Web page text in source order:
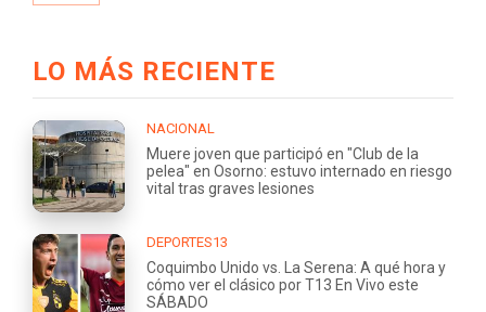
LO MÁS RECIENTE
NACIONAL
Muere joven que participó en "Club de la
pelea" en Osorno: estuvo internado en riesgo
vital tras graves lesiones
DEPORTES13
Coquimbo Unido vs. La Serena: A qué hora y
cómo ver el clásico por T13 En Vivo este
SÁBADO